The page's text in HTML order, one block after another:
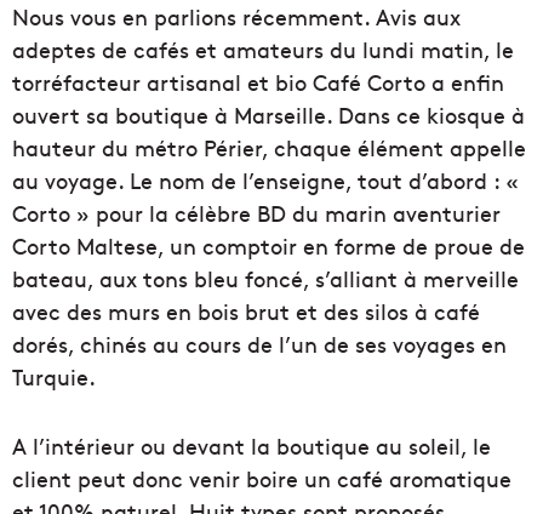
Nous vous en parlions récemment. Avis aux
adeptes de cafés et amateurs du lundi matin, le
torréfacteur artisanal et bio Café Corto a enfin
ouvert sa boutique à Marseille. Dans ce kiosque à
hauteur du métro Périer, chaque élément appelle
au voyage. Le nom de l’enseigne, tout d’abord : «
Corto » pour la célèbre BD du marin aventurier
Corto Maltese, un comptoir en forme de proue de
bateau, aux tons bleu foncé, s’alliant à merveille
avec des murs en bois brut et des silos à café
dorés, chinés au cours de l’un de ses voyages en
Turquie.
A l’intérieur ou devant la boutique au soleil, le
client peut donc venir boire un café aromatique